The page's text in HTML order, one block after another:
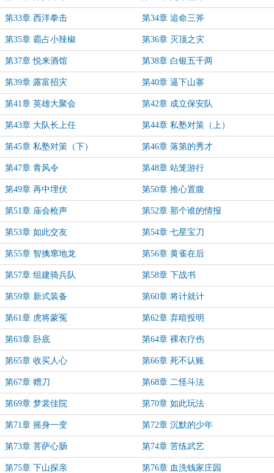
第33章 西洋拳击 第34章 追命三斧
第35章 霸占小辣椒 第36章 灭顶之灾
第37章 悦来酒馆 第38章 白银五千两
第39章 露富招灾 第40章 逼下山寨
第41章 英雄大聚会 第42章 成立保安队
第43章 大队长上任 第44章 私塾对策（上）
第45章 私塾对策（下） 第46章 落第的秀才
第47章 青风令 第48章 站笼游行
第49章 再中埋伏 第50章 推心置腹
第51章 庙会枪声 第52章 那个谁的情报
第53章 如此交友 第54章 七星宝刀
第55章 智擒窜地龙 第56章 黄雀在后
第57章 组建骑兵队 第58章 下战书
第59章 新式装备 第60章 将计就计
第61章 虎将蒙冤 第62章 弃暗投明
第63章 卧底 第64章 裸衣疗伤
第65章 收买人心 第66章 死不认账
第67章 赠刀 第68章 二怪斗法
第69章 梦裳佳院 第70章 如此玩法
第71章 摇身一变 第72章 沉默的少年
第73章 菩萨心肠 第74章 苦练武艺
第75章 下山探亲 第76章 血洗钱家庄园